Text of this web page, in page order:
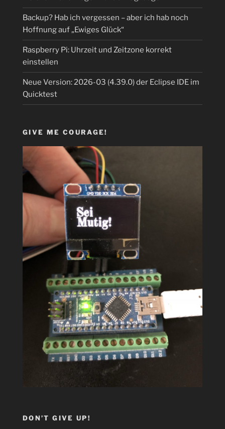
Backup? Hab ich vergessen – aber ich hab noch
Hoffnung auf „Ewiges Glück“
Raspberry Pi: Uhrzeit und Zeitzone korrekt
einstellen
Neue Version: 2026-03 (4.39.0) der Eclipse IDE im
Quicktest
GIVE ME COURAGE!
DON’T GIVE UP!